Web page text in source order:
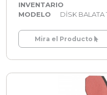
INVENTARIO
MODELO
Mira el Producto